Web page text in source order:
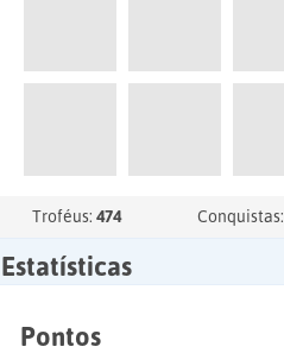
Troféus: 474 Conquistas:
Estatísticas
Pontos